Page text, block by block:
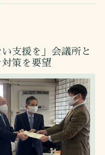
支援を」会議所と
策を要望